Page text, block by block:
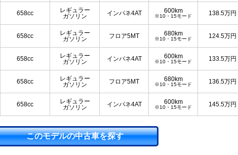
658cc
レギュラー
ガソリン
インパネ4AT 600km
※10・15モード 138.5万円
658cc
レギュラー
ガソリン
フロア5MT 680km
※10・15モード 124.5万円
658cc
レギュラー
ガソリン
インパネ4AT 600km
※10・15モード 133.5万円
658cc
レギュラー
ガソリン
フロア5MT 680km
※10・15モード 136.5万円
658cc
レギュラー
ガソリン
インパネ4AT 600km
※10・15モード 145.5万円
このモデルの中古車を探す